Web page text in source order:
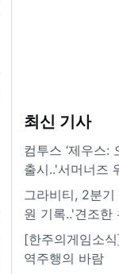
최신 기사
컴투스 ‘제우스:
출시..'서머너즈
그라비티, 2분
원 기록..'견조한
[한주의게임소
역주행의 바람